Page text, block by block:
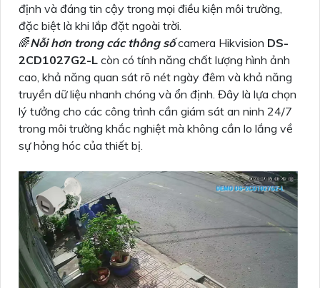
định và đáng tin cậy trong mọi điều kiện môi trường,
đặc biệt là khi lắp đặt ngoài trời.
🌈Nỗi hơn trong các thông sốcamera Hikvision DS-
2CD1027G2-L còn có tính năng chất lượng hình ảnh
cao, khả năng quan sát rõ nét ngày đêm và khả năng
truyền dữ liệu nhanh chóng và ổn định. Đây là lựa chọn
lý tưởng cho các công trình cần giám sát an ninh 24/7
trong môi trường khắc nghiệt mà không cần lo lắng về
sự hỏng hóc của thiết bị.